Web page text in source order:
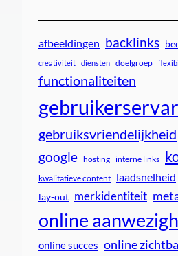
afbeeldingen backlinks
creativiteit diensten doelgroep
functionaliteiten
gebruiksvriendelijkheid
google hosting interne links
kwalitatieve content laadsnelheid
lay-out merkidentiteit
online
online succes online